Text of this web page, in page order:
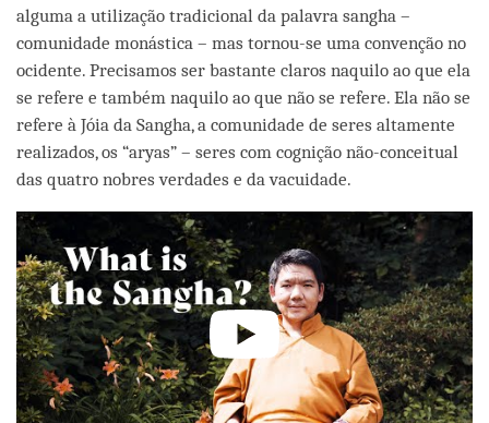
alguma a utilização tradicional da palavra sangha –
comunidade monástica – mas tornou-se uma convenção no
ocidente. Precisamos ser bastante claros naquilo ao que ela
se refere e também naquilo ao que não se refere. Ela não se
refere à Jóia da Sangha, a comunidade de seres altamente
realizados, os “aryas” – seres com cognição não-conceitual
das quatro nobres verdades e da vacuidade.